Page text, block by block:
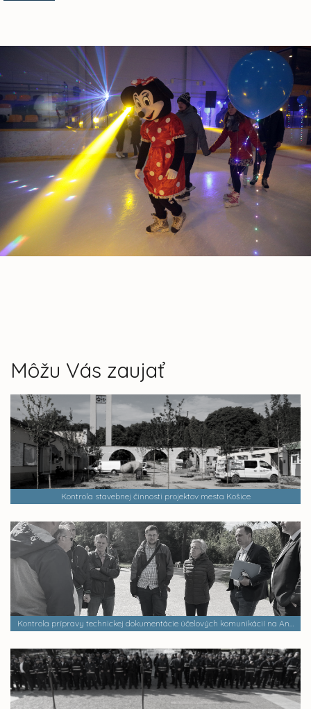
Môžu Vás zaujať
Kontrola stavebnej činnosti projektov mesta Košice
Kontrola prípravy technickej dokumentácie účelových komunikácií na Aničke